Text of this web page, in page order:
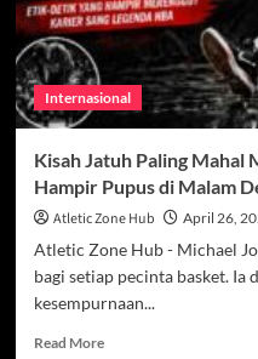
Internasional
Kisah Jatuh Paling Mahal
Hampir Pupus di Malam
Atletic Zone Hub April 26,
Atletic Zone Hub - Michael
bagi setiap pecinta basket. Ia
kesempurnaan...
Read MoreRead